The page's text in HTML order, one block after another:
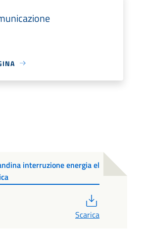
interruzione energia el
Scarica